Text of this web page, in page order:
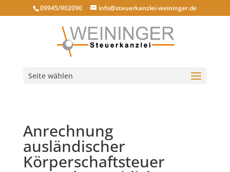
09945/902090 info@steuerkanzlei-weininger.de
Seite wählen
Anrechnung
ausländischer
Körperschaftsteuer